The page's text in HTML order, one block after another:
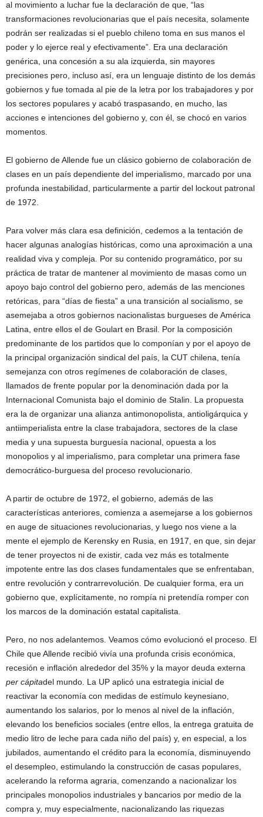
al movimiento a luchar fue la declaración de que, “las
transformaciones revolucionarias que el país necesita, solamente
podrán ser realizadas si el pueblo chileno toma en sus manos el
poder y lo ejerce real y efectivamente”. Era una declaración
genérica, una concesión a su ala izquierda, sin mayores
precisiones pero, incluso así, era un lenguaje distinto de los demás
gobiernos y fue tomada al pie de la letra por los trabajadores y por
los sectores populares y acabó traspasando, en mucho, las
acciones e intenciones del gobierno y, con él, se chocó en varios
momentos.
El gobierno de Allende fue un clásico gobierno de colaboración de
clases en un país dependiente del imperialismo, marcado por una
profunda inestabilidad, particularmente a partir del lockout patronal
de 1972.
Para volver más clara esa definición, cedemos a la tentación de
hacer algunas analogías históricas, como una aproximación a una
realidad viva y compleja. Por su contenido programático, por su
práctica de tratar de mantener al movimiento de masas como un
apoyo bajo control del gobierno pero, además de las menciones
retóricas, para “días de fiesta” a una transición al socialismo, se
asemejaba a otros gobiernos nacionalistas burgueses de América
Latina, entre ellos el de Goulart en Brasil. Por la composición
predominante de los partidos que lo componían y por el apoyo de
la principal organización sindical del país, la CUT chilena, tenía
semejanza con otros regímenes de colaboración de clases,
llamados de frente popular por la denominación dada por la
Internacional Comunista bajo el dominio de Stalin. La propuesta
era la de organizar una alianza antimonopolista, antioligárquica y
antiimperialista entre la clase trabajadora, sectores de la clase
media y una supuesta burguesía nacional, opuesta a los
monopolios y al imperialismo, para completar una primera fase
democrático-burguesa del proceso revolucionario.
A partir de octubre de 1972, el gobierno, además de las
características anteriores, comienza a asemejarse a los gobiernos
en auge de situaciones revolucionarias, y luego nos viene a la
mente el ejemplo de Kerensky en Rusia, en 1917, en que, sin dejar
de tener proyectos ni de existir, cada vez más es totalmente
impotente entre las dos clases fundamentales que se enfrentaban,
entre revolución y contrarrevolución. De cualquier forma, era un
gobierno que, explícitamente, no rompía ni pretendía romper con
los marcos de la dominación estatal capitalista.
Pero, no nos adelantemos. Veamos cómo evolucionó el proceso. El
Chile que Allende recibió vivía una profunda crisis económica,
recesión e inflación alrededor del 35% y la mayor deuda externa
per cápitadel mundo. La UP aplicó una estrategia inicial de
reactivar la economía con medidas de estímulo keynesiano,
aumentando los salarios, por lo menos al nivel de la inflación,
elevando los beneficios sociales (entre ellos, la entrega gratuita de
medio litro de leche para cada niño del país) y, en especial, a los
jubilados, aumentando el crédito para la economía, disminuyendo
el desempleo, estimulando la construcción de casas populares,
acelerando la reforma agraria, comenzando a nacionalizar los
principales monopolios industriales y bancarios por medio de la
compra y, muy especialmente, nacionalizando las riquezas